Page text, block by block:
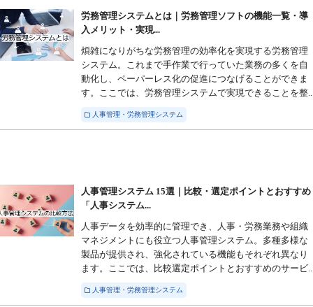
労務管理システムとは｜労務管理ソフトの機能一覧・導
入メリット・実現...
煩雑になりがちな労務管理の効率化を実現する労務管理
システム。これまで手作業で行っていた業務の多くを自
動化し、ペーパーレス化の促進につなげることができま
す。ここでは、労務管理システムで実現できることを整
人事管理・労務管理システム
人事管理システム 15選｜比較・選定ポイントとおすすめ
「人事システム...
人事データを効率的に管理でき、人事・労務業務や組織
マネジメントにも役立つ人事管理システム。多種多様な
製品が提供され、強化されている機能もそれぞれ異なり
ます。ここでは、比較選定ポイントとおすすめのサービ
人事管理・労務管理システム